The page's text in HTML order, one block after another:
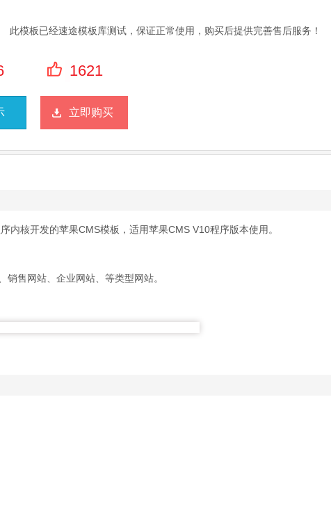
此模板已经速途模板库测试，保证正常使用，购买后提供完善售后服务！
1621
立即购买
核开发的苹果CMS模板，适用苹果CMS V10程序版本使用。
售网站、企业网站、等类型网站。